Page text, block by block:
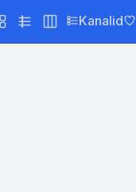
Kanalid